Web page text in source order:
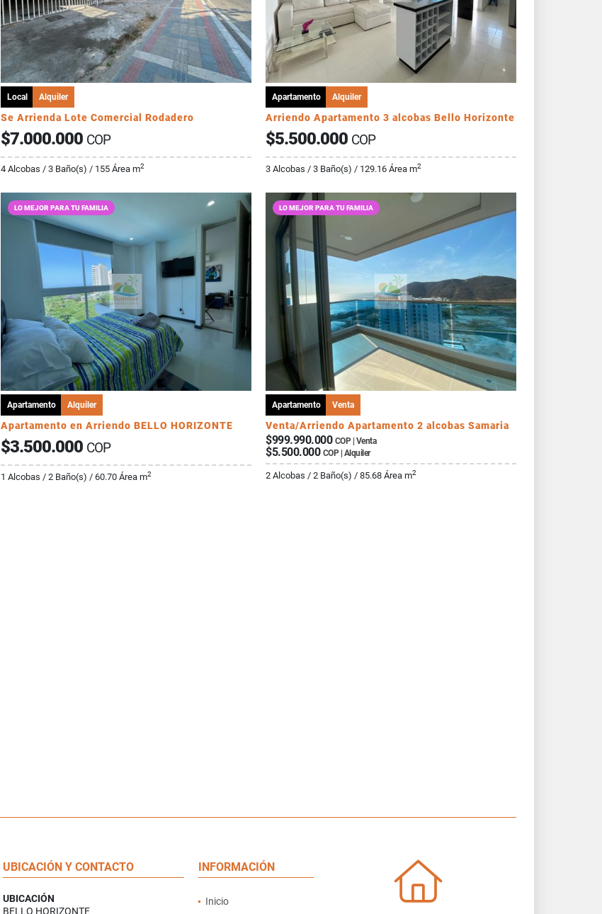
Local Alquiler
Se Arrienda Lote Comercial Rodadero
$7.000.000 COP
4 Alcobas / 3 Baño(s) / 155 Área m2
Apartamento Alquiler
Arriendo Apartamento 3 alcobas Bello Horizonte
$5.500.000 COP
3 Alcobas / 3 Baño(s) / 129.16 Área m2
LO MEJOR PARA TU FAMILIA
Apartamento Alquiler
Apartamento en Arriendo BELLO HORIZONTE
$3.500.000 COP
1 Alcobas / 2 Baño(s) / 60.70 Área m2
LO MEJOR PARA TU FAMILIA
Apartamento Venta
Venta/Arriendo Apartamento 2 alcobas Samaria
$999.990.000 COP | Venta
$5.500.000 COP | Alquiler
2 Alcobas / 2 Baño(s) / 85.68 Área m2
UBICACIÓN Y CONTACTO
UBICACIÓN
BELLO HORIZONTE
INFORMACIÓN
Inicio